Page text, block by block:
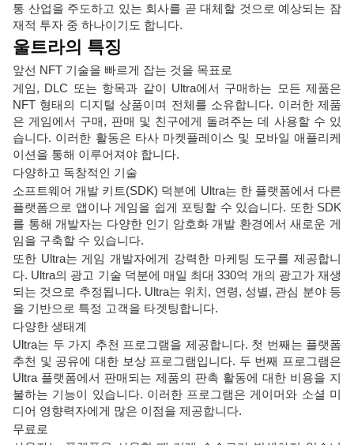
통 산업을 주도하고 있는 회사를 곧 대체할 것으로 예상되는 잠
재적 투자 중 하나이기도 합니다.
울트라의 특징
앞선 NFT 기술을 빠르게 잡는 것을 목표로
게임, DLC 또는 항목과 같이 Ultra에서 구매하는 모든 제품은
NFT 형태의 디지털 상품이며 전체를 소유합니다. 이러한 제품
은 게임에서 구매, 판매 및 친구에게 돌려주는 데 사용할 수 있
습니다. 이러한 활동은 타사 마켓플레이스 및 모바일 애플리케
이션을 통해 이루어져야 합니다.
다양하고 독창적인 기술
소프트웨어 개발 키트(SDK) 덕분에 Ultra는 한 플랫폼에서 다른
플랫폼으로 앱이나 게임을 쉽게 포팅할 수 있습니다. 또한 SDK
를 통해 개발자는 다양한 인기 암호화 개발 환경에서 새로운 게
임을 구축할 수 있습니다.
또한 Ultra는 게임 개발자에게 강력한 마케팅 도구를 제공합니
다. Ultra의 광고 기술 덕분에 매일 최대 330억 개의 광고가 재생
되는 것으로 추정됩니다. Ultra는 위치, 연령, 성별, 관심 분야 등
을 기반으로 특정 고객을 타겟팅합니다.
다양한 생태계
Ultra는 두 가지 추천 프로그램을 제공합니다. 첫 번째는 플랫폼
추천 및 공유에 대한 보상 프로그램입니다. 두 번째 프로그램은
Ultra 플랫폼에서 판매되는 제품의 판촉 활동에 대한 비용을 지
불하는 기능이 있습니다. 이러한 프로그램은 게이머와 소셜 미
디어 영향력자에게 많은 이점을 제공합니다.
무료로